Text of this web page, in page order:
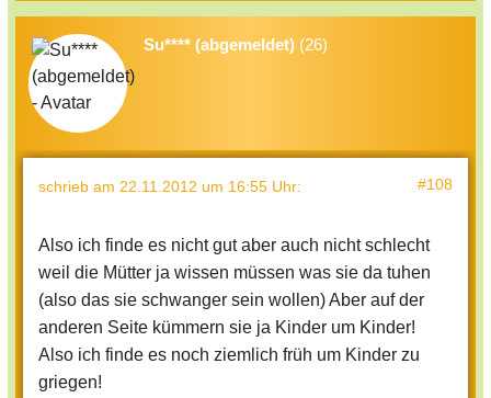
Su**** (abgemeldet) (26)
schrieb am 22.11.2012 um 16:55 Uhr: #108
Also ich finde es nicht gut aber auch nicht schlecht
weil die Mütter ja wissen müssen was sie da tuhen
(also das sie schwanger sein wollen) Aber auf der
anderen Seite kümmern sie ja Kinder um Kinder!
Also ich finde es noch ziemlich früh um Kinder zu
griegen!